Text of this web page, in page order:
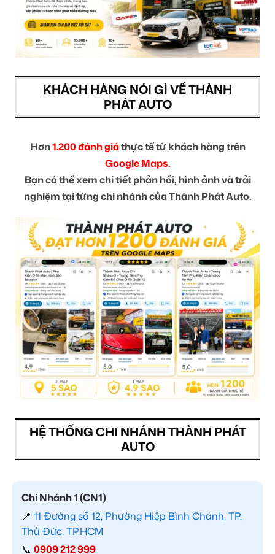
KHÁCH HÀNG NÓI GÌ VỀ THÀNH
PHÁT AUTO
Hơn1.200 đánh giáthực tế từ khách hàng trên
Google Maps.
Bạn có thể xem chi tiết phản hồi, hình ảnh và trải
nghiệm tại từng chi nhánh của Thành Phát Auto.
HỆ THỐNG CHI NHÁNH THÀNH PHÁT
AUTO
Chi Nhánh 1 (CN1)
📍 11 Đường số 12, Phường Hiệp Bình Chánh, TP.
Thủ Đức, TP.HCM
📞 0909 212 999